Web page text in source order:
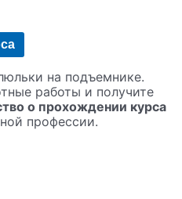
на подъемнике.
работы и получите
о прохождении курса
профессии.